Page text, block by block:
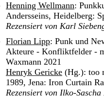
Henning Wellmann:
Andersseins, Heidelberg:
Rezensiert von Karl
Florian Lipp: Punk und
Akteure - Konfliktfelder -
Waxmann 2021
Henryk Gericke (Hg.): too
1989, Jena: Iron Curtain
Rezensiert von Ilko-